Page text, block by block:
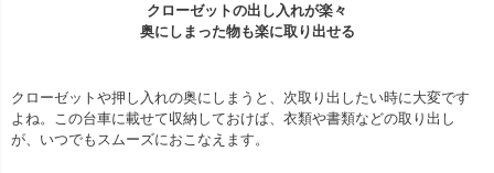
クローゼットの出し入れが楽々
奥にしまった物も楽に取り出せる
クローゼットや押し入れの奥にしまうと、次取り出したい時に大変です
よね。この台車に載せて収納しておけば、衣類や書類などの取り出し
が、いつでもスムーズにおこなえます。